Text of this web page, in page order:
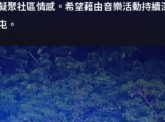
聚社區情感。希望藉由音樂活動持
。